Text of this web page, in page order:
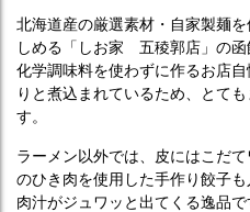
北海道産の厳選素材・自家製麺
しめる「しお家 五稜郭店」の函
化学調味料を使わずに作るお店
りと煮込まれているため、とて
す。
ラーメン以外では、皮にはこだ
のひき肉を使用した手作り餃子
肉汁がジュワッと出てくる逸品